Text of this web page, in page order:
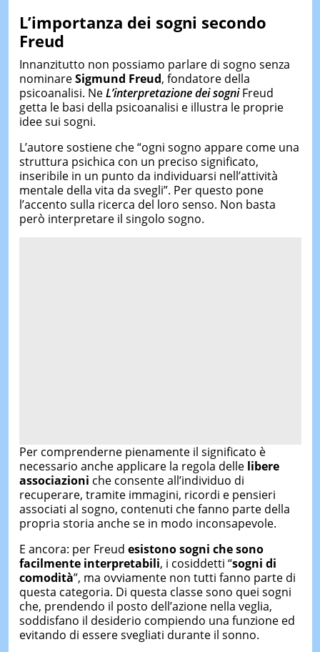
L’importanza dei sogni secondo
Freud
Innanzitutto non possiamo parlare di sogno senza
nominareSigmund Freud, fondatore della
psicoanalisi. NeL’interpretazione dei sogniFreud
getta le basi della psicoanalisi e illustra le proprie
idee sui sogni.
L’autore sostiene che “ogni sogno appare come una
struttura psichica con un preciso significato,
inseribile in un punto da individuarsi nell’attività
mentale della vita da svegli”. Per questo pone
l’accento sulla ricerca del loro senso. Non basta
però interpretare il singolo sogno.
Per comprenderne pienamente il significato è
necessario anche applicare la regola delle libere
associazioni che consente all’individuo di
recuperare, tramite immagini, ricordi e pensieri
associati al sogno, contenuti che fanno parte della
propria storia anche se in modo inconsapevole.
E ancora: per Freud esistono sogni che sono
facilmente interpretabili, i cosiddetti “sogni di
comodità”, ma ovviamente non tutti fanno parte di
questa categoria. Di questa classe sono quei sogni
che, prendendo il posto dell’azione nella veglia,
soddisfano il desiderio compiendo una funzione ed
evitando di essere svegliati durante il sonno.